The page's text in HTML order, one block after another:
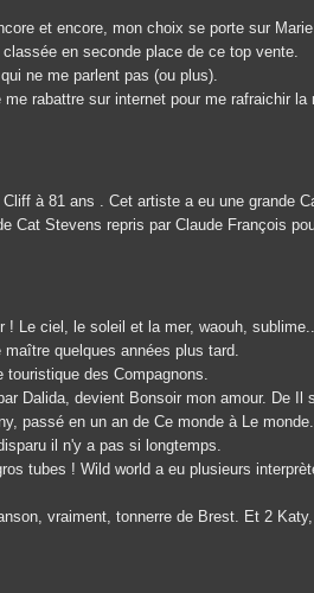
et encore, mon choix se porte sur
en seconde place de ce top vente.
ne me parlent pas (ou plus).
rabattre sur internet pour me rafraichir la
à 81 ans . Cet artiste a eu une grande
Cat Stevens repris par Claude François
! Le ciel, le soleil et la mer, waouh,
quelques années plus tard.
touristique des Compagnons.
Dalida, devient Bonsoir mon amour. De
passé en un an de Ce monde à Le
il n'y a pas si longtemps.
tubes ! Wild world a eu plusieurs
vraiment, tonnerre de Brest. Et 2